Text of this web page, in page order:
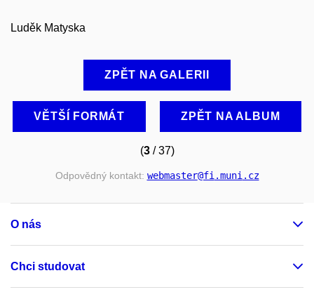
Luděk Matyska
ZPĚT NA GALERII
VĚTŠÍ FORMÁT ZPĚT NA ALBUM
(3/ 37)
Odpovědný kontakt: webmaster@fi .muni .cz
O nás
Chci studovat